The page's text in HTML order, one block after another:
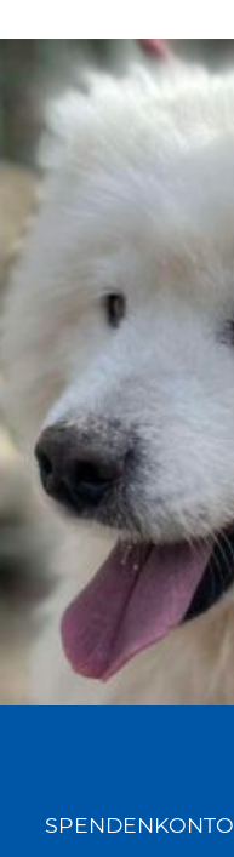
SPENDENKONTO